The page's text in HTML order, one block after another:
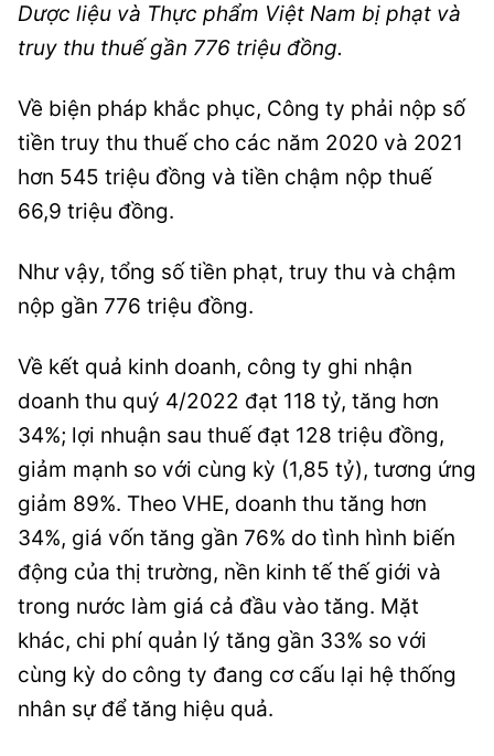
Dược liệu và Thực phẩm Việt Nam bị phạt và
truy thu thuế gần 776 triệu đồng.
Về biện pháp khắc phục, Công ty phải nộp số
tiền truy thu thuế cho các năm 2020 và 2021
hơn 545 triệu đồng và tiền chậm nộp thuế
66,9 triệu đồng.
Như vậy, tổng số tiền phạt, truy thu và chậm
nộp gần 776 triệu đồng.
Về kết quả kinh doanh, công ty ghi nhận
doanh thu quý 4/2022 đạt 118 tỷ, tăng hơn
34%; lợi nhuận sau thuế đạt 128 triệu đồng,
giảm mạnh so với cùng kỳ (1,85 tỷ), tương ứng
giảm 89%. Theo VHE, doanh thu tăng hơn
34%, giá vốn tăng gần 76% do tình hình biến
động của thị trường, nền kinh tế thế giới và
trong nước làm giá cả đầu vào tăng. Mặt
khác, chi phí quản lý tăng gần 33% so với
cùng kỳ do công ty đang cơ cấu lại hệ thống
nhân sự để tăng hiệu quả.